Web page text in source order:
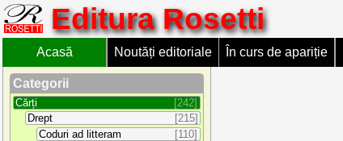
Editura Rosetti
Acasă Noutăți editoriale În curs de apariție
Categorii
Cărți
[242]
Drept
[215]
Coduri ad litteram
[110]